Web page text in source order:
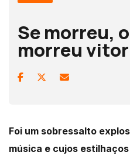
Se morreu,
morreu
Foi um sobressalto
música e cujos